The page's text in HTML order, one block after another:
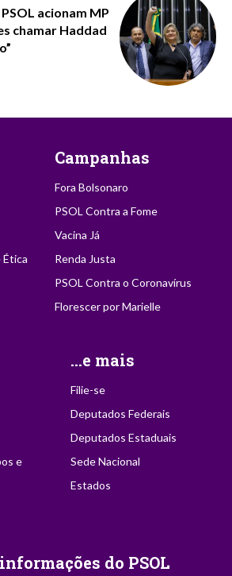
acionam MP
chamar Haddad
Ética
Campanhas
Fora Bolsonaro
PSOL Contra a Fome
Vacina Já
Renda Justa
PSOL Contra o Coronavírus
Florescer por Marielle
e
...e mais
Filie-se
Deputados Federais
Deputados Estaduais
Sede Nacional
Estados
do PSOL